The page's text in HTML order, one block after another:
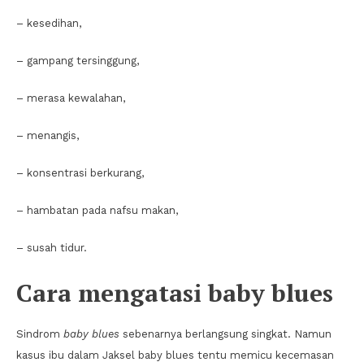
– kesedihan,
– gampang tersinggung,
– merasa kewalahan,
– menangis,
– konsentrasi berkurang,
– hambatan pada nafsu makan,
– susah tidur.
Cara mengatasi baby blues
Sindrom baby blues sebenarnya berlangsung singkat. Namun
kasus ibu dalam Jaksel baby blues tentu memicu kecemasan